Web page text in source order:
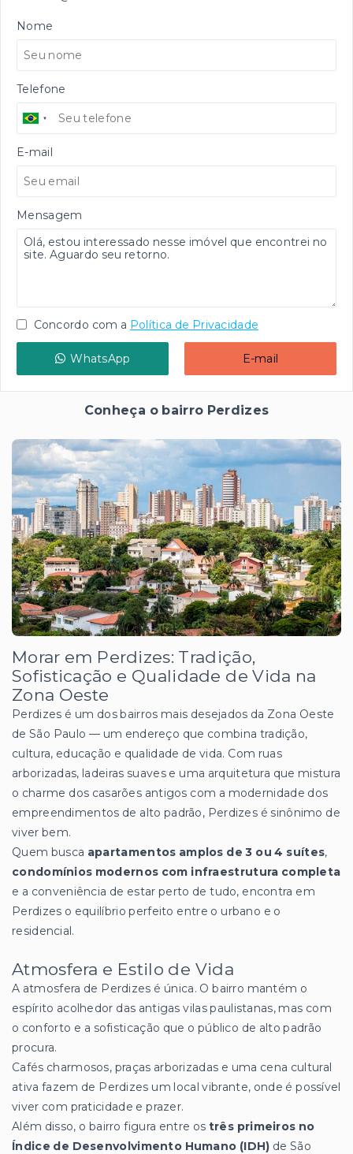
Nome
Telefone
E-mail
Mensagem
Concordo com a Política de Privacidade
WhatsApp E-mail
Conheça o bairro Perdizes
Morar em Perdizes: Tradição,
Sofisticação e Qualidade de Vida na
Zona Oeste
Perdizes é um dos bairros mais desejados da Zona Oeste
de São Paulo — um endereço que combina tradição,
cultura, educação e qualidade de vida. Com ruas
arborizadas, ladeiras suaves e uma arquitetura que mistura
o charme dos casarões antigos com a modernidade dos
empreendimentos de alto padrão, Perdizes é sinônimo de
viver bem.
Quem busca apartamentos amplos de 3 ou 4 suítes,
condomínios modernos com infraestrutura completa
e a conveniência de estar perto de tudo, encontra em
Perdizes o equilíbrio perfeito entre o urbano e o
residencial.
Atmosfera e Estilo de Vida
A atmosfera de Perdizes é única. O bairro mantém o
espírito acolhedor das antigas vilas paulistanas, mas com
o conforto e a sofisticação que o público de alto padrão
procura.
Cafés charmosos, praças arborizadas e uma cena cultural
ativa fazem de Perdizes um local vibrante, onde é possível
viver com praticidade e prazer.
Além disso, o bairro figura entre os três primeiros no
Índice de Desenvolvimento Humano (IDH) de São